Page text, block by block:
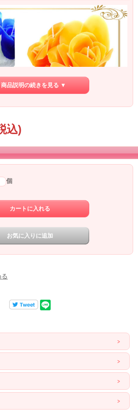
よね。
な灯りだけれど、
すごく効果的。
りで、心の中も灯してくれる。
くれるし、寄り添ってもくれるよ。
てる。
る♪
しかないお部屋でカウンセリングをしているから
ャンドルの灯りが、すごくほっとする雰囲気にな
エネルギーそのものなので、
くだけで、そのエネルギーを強めることもできる
なるよ。
るしね！！
キャンドルにすると、
品説明の続きを見る ▼
込)
個